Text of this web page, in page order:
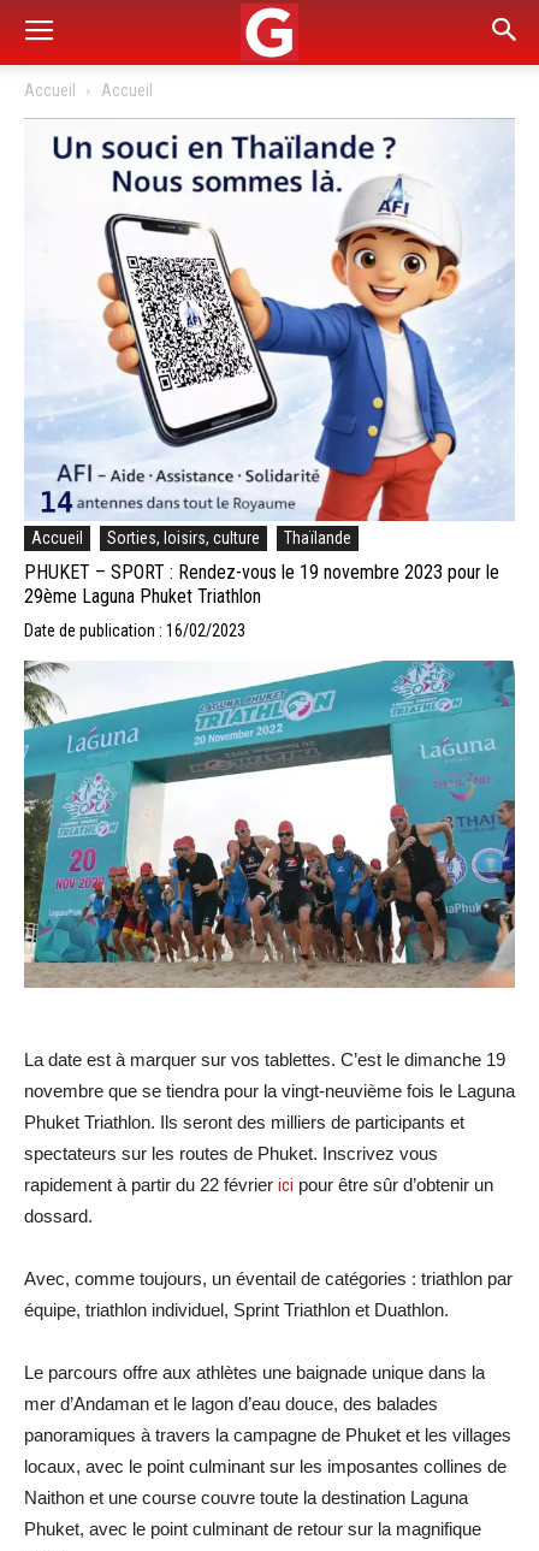
Accueil Accueil
Accueil Sorties, loisirs, culture Thaïlande
PHUKET – SPORT : Rendez-vous le 19 novembre 2023 pour le
29ème Laguna Phuket Triathlon
Date de publication : 16/02/2023
La date est à marquer sur vos tablettes. C’est le dimanche 19
novembre que se tiendra pour la vingt-neuvième fois le Laguna
Phuket Triathlon. Ils seront des milliers de participants et
spectateurs sur les routes de Phuket. Inscrivez vous
rapidement à partir du 22 février ici pour être sûr d’obtenir un
dossard.
Avec, comme toujours, un éventail de catégories : triathlon par
équipe, triathlon individuel, Sprint Triathlon et Duathlon.
Le parcours offre aux athlètes une baignade unique dans la
mer d’Andaman et le lagon d’eau douce, des balades
panoramiques à travers la campagne de Phuket et les villages
locaux, avec le point culminant sur les imposantes collines de
Naithon et une course couvre toute la destination Laguna
Phuket, avec le point culminant de retour sur la magnifique